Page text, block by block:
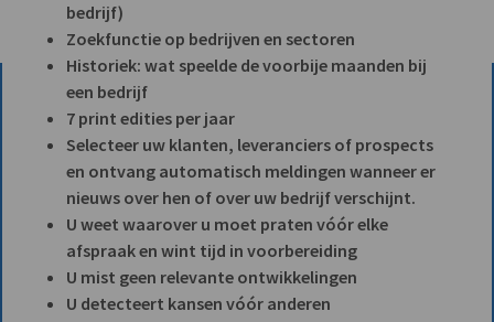
bedrijf)
Zoekfunctie op bedrijven en sectoren
Historiek: wat speelde de voorbije maanden bij
een bedrijf
7 print edities per jaar
Selecteer uw klanten, leveranciers of prospects
en ontvang automatisch meldingen wanneer er
nieuws over hen of over uw bedrijf verschijnt.
U weet waarover u moet praten vóór elke
afspraak en wint tijd in voorbereiding
U mist geen relevante ontwikkelingen
U detecteert kansen vóór anderen